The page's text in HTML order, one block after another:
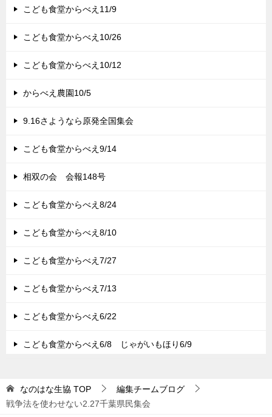
こども食堂からべえ11/9
こども食堂からべえ10/26
こども食堂からべえ10/12
からべえ農園10/5
9.16さようなら原発全国集会
こども食堂からべえ9/14
相双の会 会報148号
こども食堂からべえ8/24
こども食堂からべえ8/10
こども食堂からべえ7/27
こども食堂からべえ7/13
こども食堂からべえ6/22
こども食堂からべえ6/8 じゃがいもほり6/9
なのはな生協 TOP
編集チームブログ
戦争法を使わせない2.27千葉県民集会